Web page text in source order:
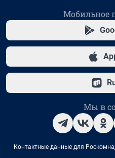
Мобильное
Мы в
Контактные данные для